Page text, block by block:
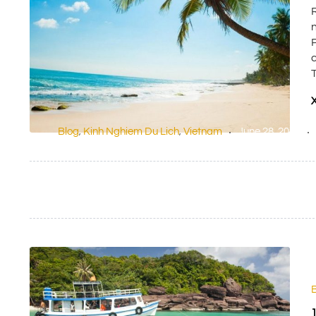
Blog,Kinh Nghiem Du Lich,Vietnam June 28, 2023